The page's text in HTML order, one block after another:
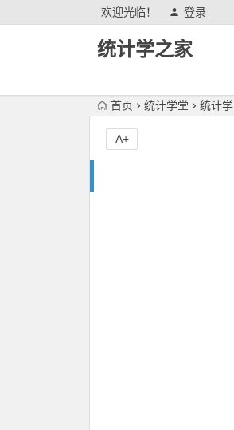
欢迎光临！ 登录
统计学之家
首页 统计学堂 统计学
A+